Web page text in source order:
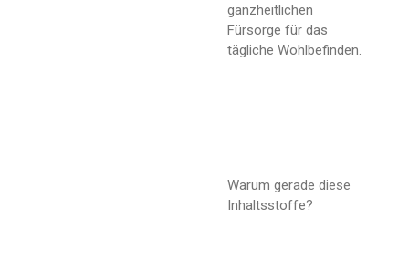
ganzheitlichen
Fürsorge für das
tägliche Wohlbefinden.
Warum gerade diese
Inhaltsstoffe?